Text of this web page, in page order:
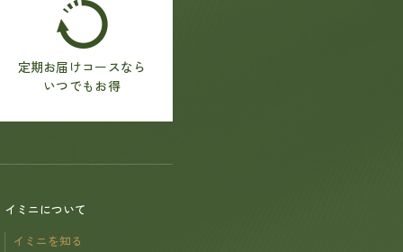
定期お届けコースなら
いつでもお得
イミニについて
イミニを知る